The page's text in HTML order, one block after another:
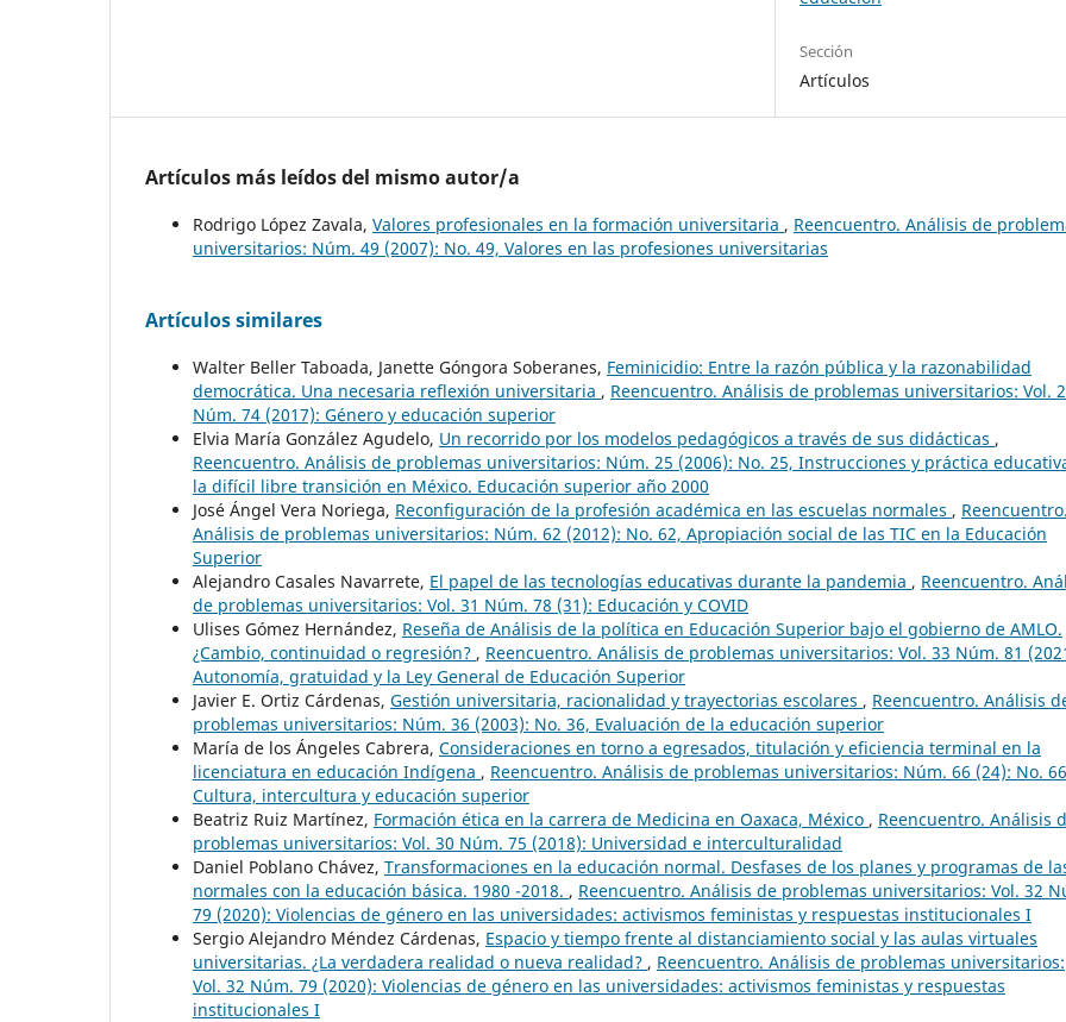
Sección
Artículos
Artículos más leídos del mismo autor/a
Rodrigo López Zavala, Valores profesionales en la formación universitaria , Reencuentro. Análisis de
universitarios: Núm. 49 (2007): No. 49, Valores en las profesiones universitarias
Artículos similares
Walter Beller Taboada, Janette Góngora Soberanes, Feminicidio: Entre la razón pública y la razonabilidad
democrática. Una necesaria reflexión universitaria , Reencuentro. Análisis de problemas universitarios: Vol.
Núm. 74 (2017): Género y educación superior
Elvia María González Agudelo, Un recorrido por los modelos pedagógicos a través de sus didácticas ,
Reencuentro. Análisis de problemas universitarios: Núm. 25 (2006): No. 25, Instrucciones y práctica
la difícil libre transición en México. Educación superior año 2000
José Ángel Vera Noriega, Reconfiguración de la profesión académica en las escuelas normales , Reencuentro.
Análisis de problemas universitarios: Núm. 62 (2012): No. 62, Apropiación social de las TIC en la Educación
Superior
Alejandro Casales Navarrete, El papel de las tecnologías educativas durante la pandemia , Reencuentro.
de problemas universitarios: Vol. 31 Núm. 78 (31): Educación y COVID
Ulises Gómez Hernández, Reseña de Análisis de la política en Educación Superior bajo el gobierno de AMLO.
¿Cambio, continuidad o regresión? , Reencuentro. Análisis de problemas universitarios: Vol. 33 Núm. 81
Autonomía, gratuidad y la Ley General de Educación Superior
Javier E. Ortiz Cárdenas, Gestión universitaria, racionalidad y trayectorias escolares , Reencuentro. Análisis
problemas universitarios: Núm. 36 (2003): No. 36, Evaluación de la educación superior
María de los Ángeles Cabrera, Consideraciones en torno a egresados, titulación y eficiencia terminal en la
licenciatura en educación Indígena , Reencuentro. Análisis de problemas universitarios: Núm. 66 (24): No.
Cultura, intercultura y educación superior
Beatriz Ruiz Martínez, Formación ética en la carrera de Medicina en Oaxaca, México , Reencuentro. Análisis
problemas universitarios: Vol. 30 Núm. 75 (2018): Universidad e interculturalidad
Daniel Poblano Chávez, Transformaciones en la educación normal. Desfases de los planes y programas de
normales con la educación básica. 1980 -2018. , Reencuentro. Análisis de problemas universitarios: Vol. 32
79 (2020): Violencias de género en las universidades: activismos feministas y respuestas institucionales I
Sergio Alejandro Méndez Cárdenas, Espacio y tiempo frente al distanciamiento social y las aulas virtuales
universitarias. ¿La verdadera realidad o nueva realidad? , Reencuentro. Análisis de problemas universitarios:
Vol. 32 Núm. 79 (2020): Violencias de género en las universidades: activismos feministas y respuestas
institucionales I